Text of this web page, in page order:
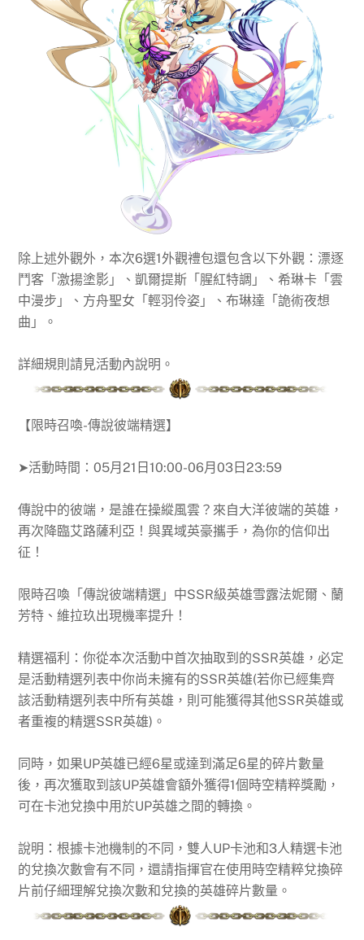
除上述外觀外，本次6選1外觀禮包還包含以下外觀：漂逐
鬥客「激揚塗影」、凱爾提斯「腥紅特調」、希琳卡「雲
中漫步」、方舟聖女「輕羽伶姿」、布琳達「詭術夜想
曲」。
詳細規則請見活動內說明。
【 限時召喚-傳說彼端精選】
➤活動時間：05月21日10:00-06月03日23:59
傳說中的彼端，是誰在操縱風雲？來自大洋彼端的英雄，
再次降臨艾路薩利亞！與異域英豪攜手，為你的信仰出
征！
限時召喚「傳說彼端精選」中SSR級英雄雪露法妮爾、蘭
芳特、維拉玖出現機率提升！
精選福利：你從本次活動中首次抽取到的SSR英雄，必定
是活動精選列表中你尚未擁有的SSR英雄(若你已經集齊
該活動精選列表中所有英雄，則可能獲得其他SSR英雄或
者重複的精選SSR英雄)。
同時，如果UP英雄已經6星或達到滿足6星的碎片數量
後，再次獲取到該UP英雄會額外獲得1個時空精粹獎勵，
可在卡池兌換中用於UP英雄之間的轉換。
說明：根據卡池機制的不同，雙人UP卡池和3人精選卡池
的兌換次數會有不同，還請指揮官在使用時空精粹兌換碎
片前仔細理解兌換次數和兌換的英雄碎片數量。